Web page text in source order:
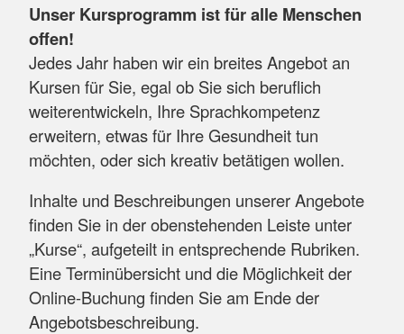
Unser Kursprogramm ist für alle Menschen
offen!
Jedes Jahr haben wir ein breites Angebot an
Kursen für Sie, egal ob Sie sich beruflich
weiterentwickeln, Ihre Sprachkompetenz
erweitern, etwas für Ihre Gesundheit tun
möchten, oder sich kreativ betätigen wollen.
Inhalte und Beschreibungen unserer Angebote
finden Sie in der obenstehenden Leiste unter
„Kurse“, aufgeteilt in entsprechende Rubriken.
Eine Terminübersicht und die Möglichkeit der
Online-Buchung finden Sie am Ende der
Angebotsbeschreibung.